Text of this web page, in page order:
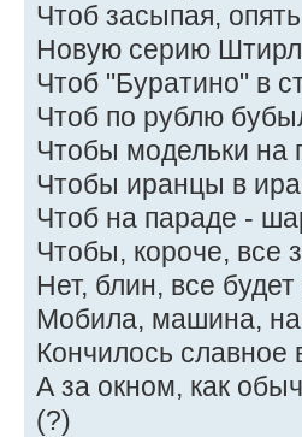
Чтоб засыпая,
Новую серию
Чтоб "Буратино" в
Чтоб по рублю
Чтобы модельки на
Чтобы иранцы в
Чтоб на параде -
Чтобы, короче, все
Нет, блин, все
Мобила, машина,
Кончилось славное
А за окном, как
(?)